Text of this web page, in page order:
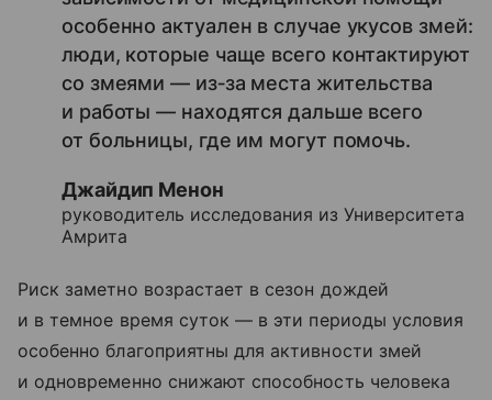
особенно актуален в случае укусов змей:
люди, которые чаще всего контактируют
со змеями — из‑за места жительства
и работы — находятся дальше всего
от больницы, где им могут помочь.
Джайдип Менон
руководитель исследования из Университета
Амрита
Риск заметно возрастает в сезон дождей
и в темное время суток — в эти периоды условия
особенно благоприятны для активности змей
и одновременно снижают способность человека